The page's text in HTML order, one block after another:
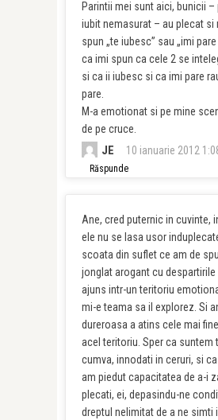
Parintii mei sunt aici, bunicii –
iubit nemasurat – au plecat si
spun „te iubesc” sau „imi pare
ca imi spun ca cele 2 se
si ca ii iubesc si ca imi pare
pare.
M-a emotionat si pe mine
de pe cruce.
JE 10 ianuarie 2012
Răspunde
Ane, cred puternic in cuvinte,
ele nu se lasa usor
scoata din suflet ce am de
jonglat arogant cu despartirile
ajuns intr-un teritoriu
mi-e teama sa il explorez. Si
dureroasa a atins cele mai
acel teritoriu. Sper ca suntem
cumva, innodati in ceruri, si
am piedut capacitatea de a-i
plecati, ei, depasindu-ne
dreptul nelimitat de a ne simti